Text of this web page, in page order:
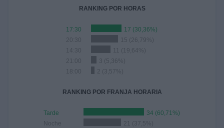
RANKING POR HORAS
17:30
17 (30,36%)
20:30
15 (26,79%)
14:30
11 (19,64%)
21:00
3 (5,36%)
18:00
2 (3,57%)
RANKING POR FRANJA HORARIA
Tarde
34 (60,71%)
Noche
21 (37,5%)